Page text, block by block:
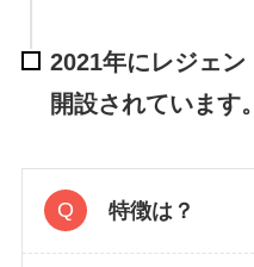
2021年にレジェ
開設されています。
特徴は？